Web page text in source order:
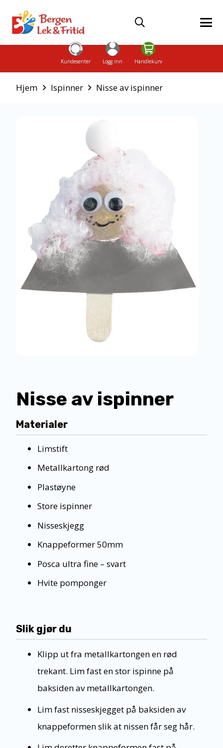
Kundesenter Logg inn Handlekurv
Hjem Ispinner Nisse av ispinner
Nisse av ispinner
Materialer
Limstift
Metallkartong rød
Plastøyne
Store ispinner
Nisseskjegg
Knappeformer 50mm
Posca ultra fine – svart
Hvite pomponger
Slik gjør du
Klipp ut fra metallkartongen en rød
trekant. Lim fast en stor ispinne på
baksiden av metallkartongen.
Lim fast nisseskjegget på baksiden av
knappeformen slik at nissen får seg hår.